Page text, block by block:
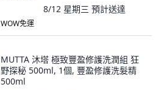
8/12 星期三 預計送達
WOW免運
MUTTA 沐塔 極致豐盈修護洗潤組 狂
野探秘 500ml, 1個, 豐盈修護洗髮精
500ml